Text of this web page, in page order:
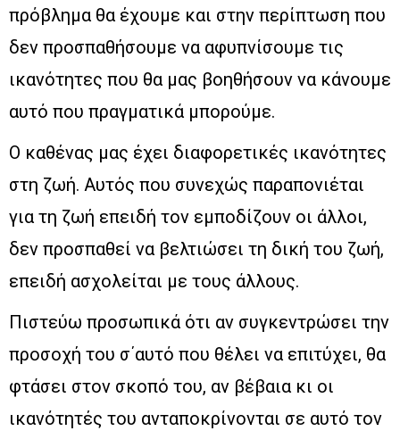
πρόβλημα θα έχουμε και στην περίπτωση που
δεν προσπαθήσουμε να αφυπνίσουμε τις
ικανότητες που θα μας βοηθήσουν να κάνουμε
αυτό που πραγματικά μπορούμε.
Ο καθένας μας έχει διαφορετικές ικανότητες
στη ζωή. Αυτός που συνεχώς παραπονιέται
για τη ζωή επειδή τον εμποδίζουν οι άλλοι,
δεν προσπαθεί να βελτιώσει τη δική του ζωή,
επειδή ασχολείται με τους άλλους.
Πιστεύω προσωπικά ότι αν συγκεντρώσει την
προσοχή του σ΄αυτό που θέλει να επιτύχει, θα
φτάσει στον σκοπό του, αν βέβαια κι οι
ικανότητές του ανταποκρίνονται σε αυτό τον